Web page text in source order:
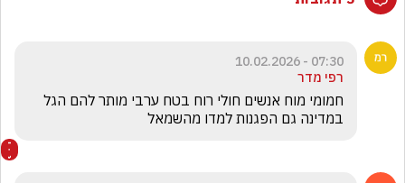
07:30 - 10.02.2026
רפי מדר
במדינה גם הפגנות למדו מהשמאל